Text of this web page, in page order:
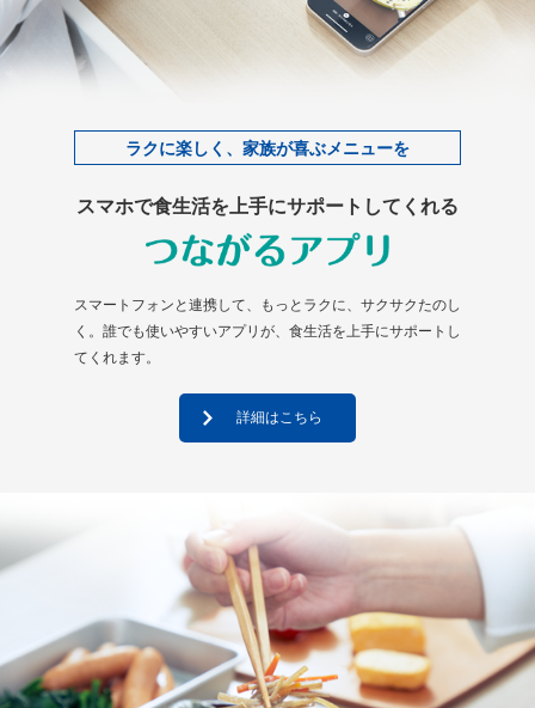
ラクに楽しく、家族が喜ぶメニューを
スマホで食生活を上手にサポートしてくれる
スマートフォンと連携して、もっとラクに、サクサクたのし
く。誰でも使いやすいアプリが、食生活を上手にサポートし
てくれます。
詳細はこちら